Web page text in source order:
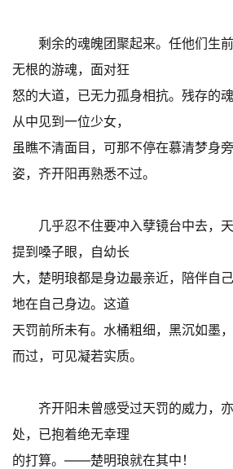
剩余的魂魄团聚起来。任他们生前
无根的游魂，面对狂
怒的大道，已无力孤身相抗。残存的
从中见到一位少女，
虽瞧不清面目，可那不停在慕清梦身
姿，齐开阳再熟悉不过。
几乎忍不住要冲入孽镜台中去，天
提到嗓子眼，自幼长
大，楚明琅都是身边最亲近，陪伴自
地在自己身边。这道
天罚前所未有。水桶粗细，黑沉如墨
而过，可见凝若实质。
齐开阳未曾感受过天罚的威力，亦
处，已抱着绝无幸理
的打算。——楚明琅就在其中！